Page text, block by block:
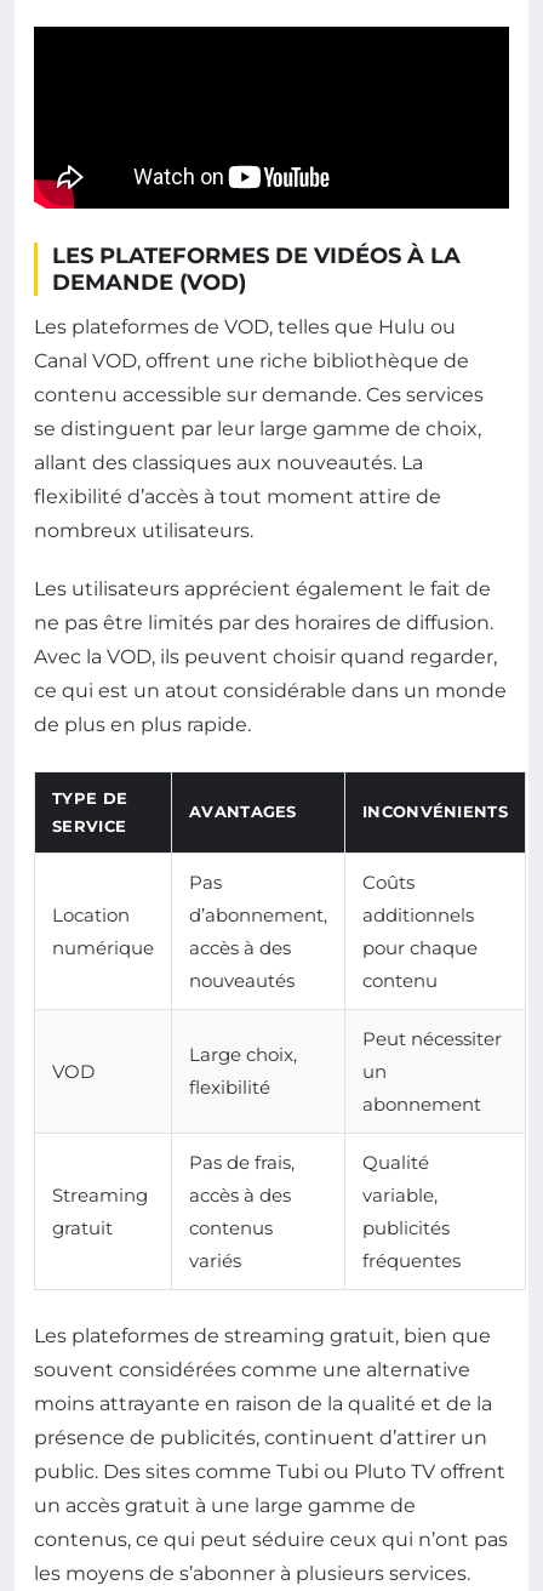
LES PLATEFORMES DE VIDÉOS À LA
DEMANDE (VOD)
Les plateformes de VOD, telles que Hulu ou
Canal VOD, offrent une riche bibliothèque de
contenu accessible sur demande. Ces services
se distinguent par leur large gamme de choix,
allant des classiques aux nouveautés. La
flexibilité d’accès à tout moment attire de
nombreux utilisateurs.
Les utilisateurs apprécient également le fait de
ne pas être limités par des horaires de diffusion.
Avec la VOD, ils peuvent choisir quand regarder,
ce qui est un atout considérable dans un monde
de plus en plus rapide.
TYPE DE
SERVICE
AVANTAGES INCONVÉNIENTS
Location
numérique
Pas
d’abonnement,
accès à des
nouveautés
Coûts
additionnels
pour chaque
contenu
VOD
Large choix,
flexibilité
Peut nécessiter
un
abonnement
Streaming
gratuit
Pas de frais,
accès à des
contenus
variés
Qualité
variable,
publicités
fréquentes
Les plateformes de streaming gratuit, bien que
souvent considérées comme une alternative
moins attrayante en raison de la qualité et de la
présence de publicités, continuent d’attirer un
public. Des sites comme Tubi ou Pluto TV offrent
un accès gratuit à une large gamme de
contenus, ce qui peut séduire ceux qui n’ont pas
les moyens de s’abonner à plusieurs services.